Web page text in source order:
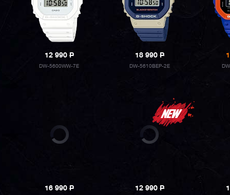
12 990P
DW-5600WW-7E
18 990P
DW-5610BEP-2E
16 990P 12 990P